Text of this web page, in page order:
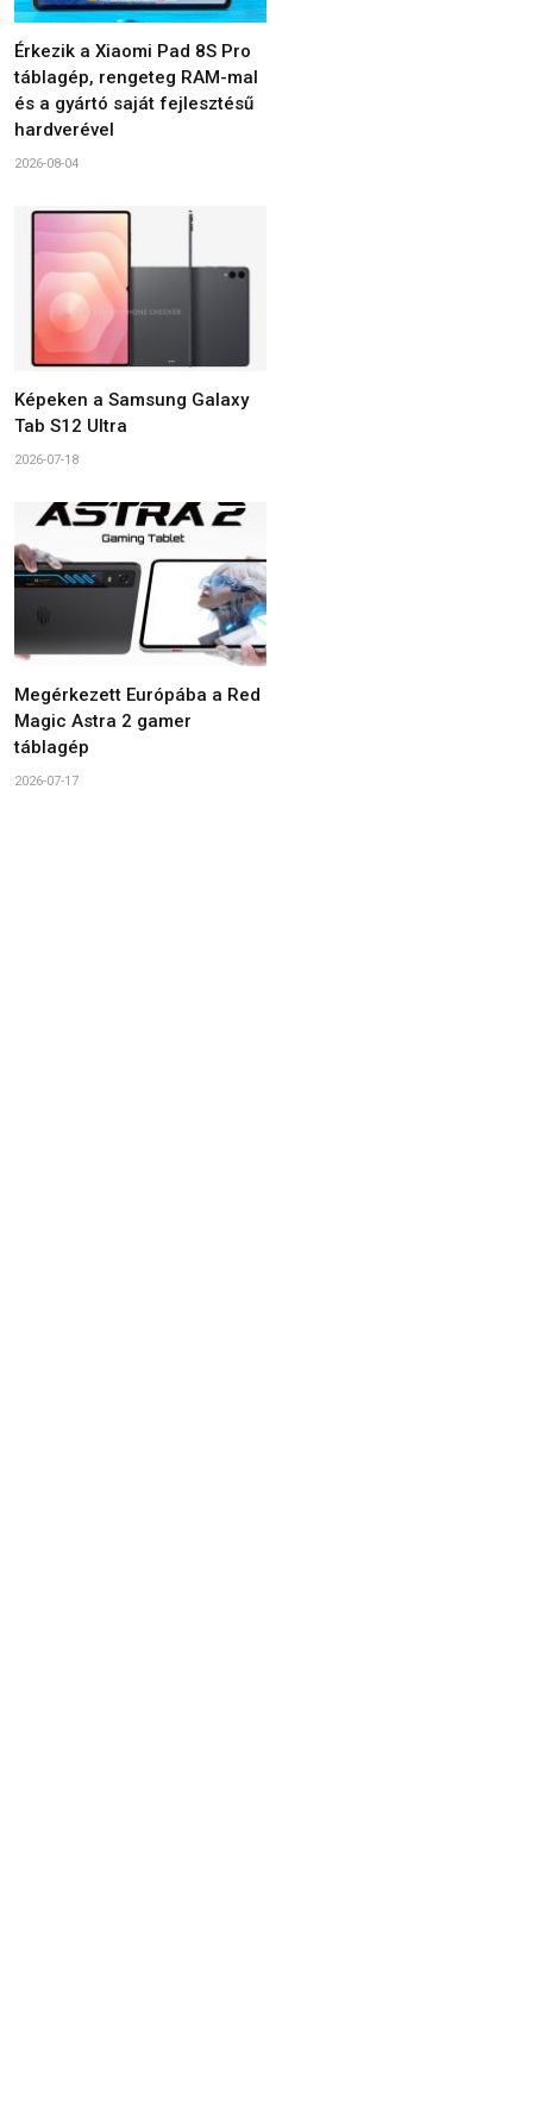
Érkezik a Xiaomi Pad 8S Pro
táblagép, rengeteg RAM-mal
és a gyártó saját fejlesztésű
hardverével
2026-08-04
Képeken a Samsung Galaxy
Tab S12 Ultra
2026-07-18
Megérkezett Európába a Red
Magic Astra 2 gamer
táblagép
2026-07-17